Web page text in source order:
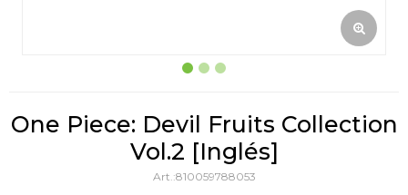
One Piece: Devil Fruits Collection
Vol.2 [Inglés]
810059788053